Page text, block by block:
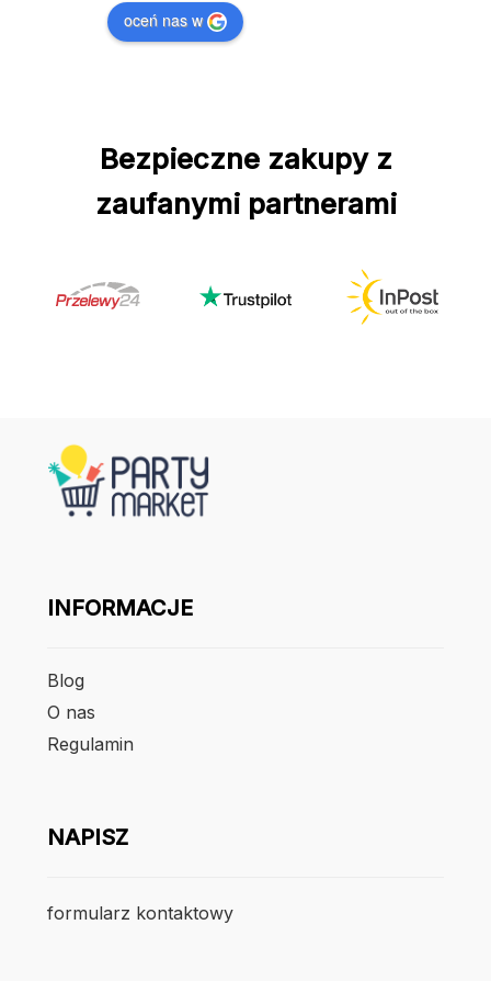
oceń nas w
Bezpieczne zakupy z
zaufanymi partnerami
INFORMACJE
Blog
O nas
Regulamin
NAPISZ
formularz kontaktowy